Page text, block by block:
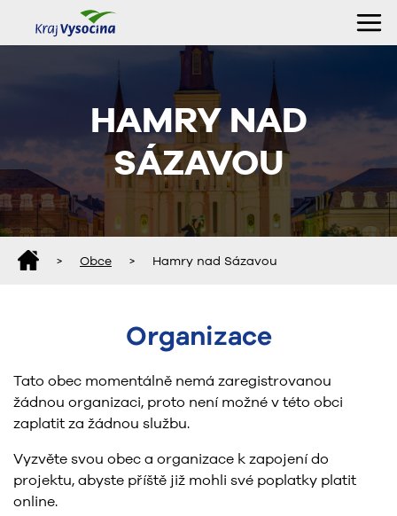
HAMRY NAD
SÁZAVOU
> Obce > Hamry nad Sázavou
Organizace
Tato obec momentálně nemá zaregistrovanou
žádnou organizaci, proto není možné v této obci
zaplatit za žádnou službu.
Vyzvěte svou obec a organizace k zapojení do
projektu, abyste příště již mohli své poplatky platit
online.